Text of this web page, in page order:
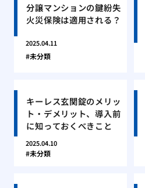
分譲マンションの鍵紛失
火災保険は適用される？
2025.04.11
未分類
キーレス玄関錠のメリッ
ト・デメリット、導入前
に知っておくべきこと
2025.04.10
未分類